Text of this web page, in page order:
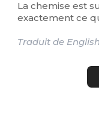
La chemise est
exactement ce
Traduit de English